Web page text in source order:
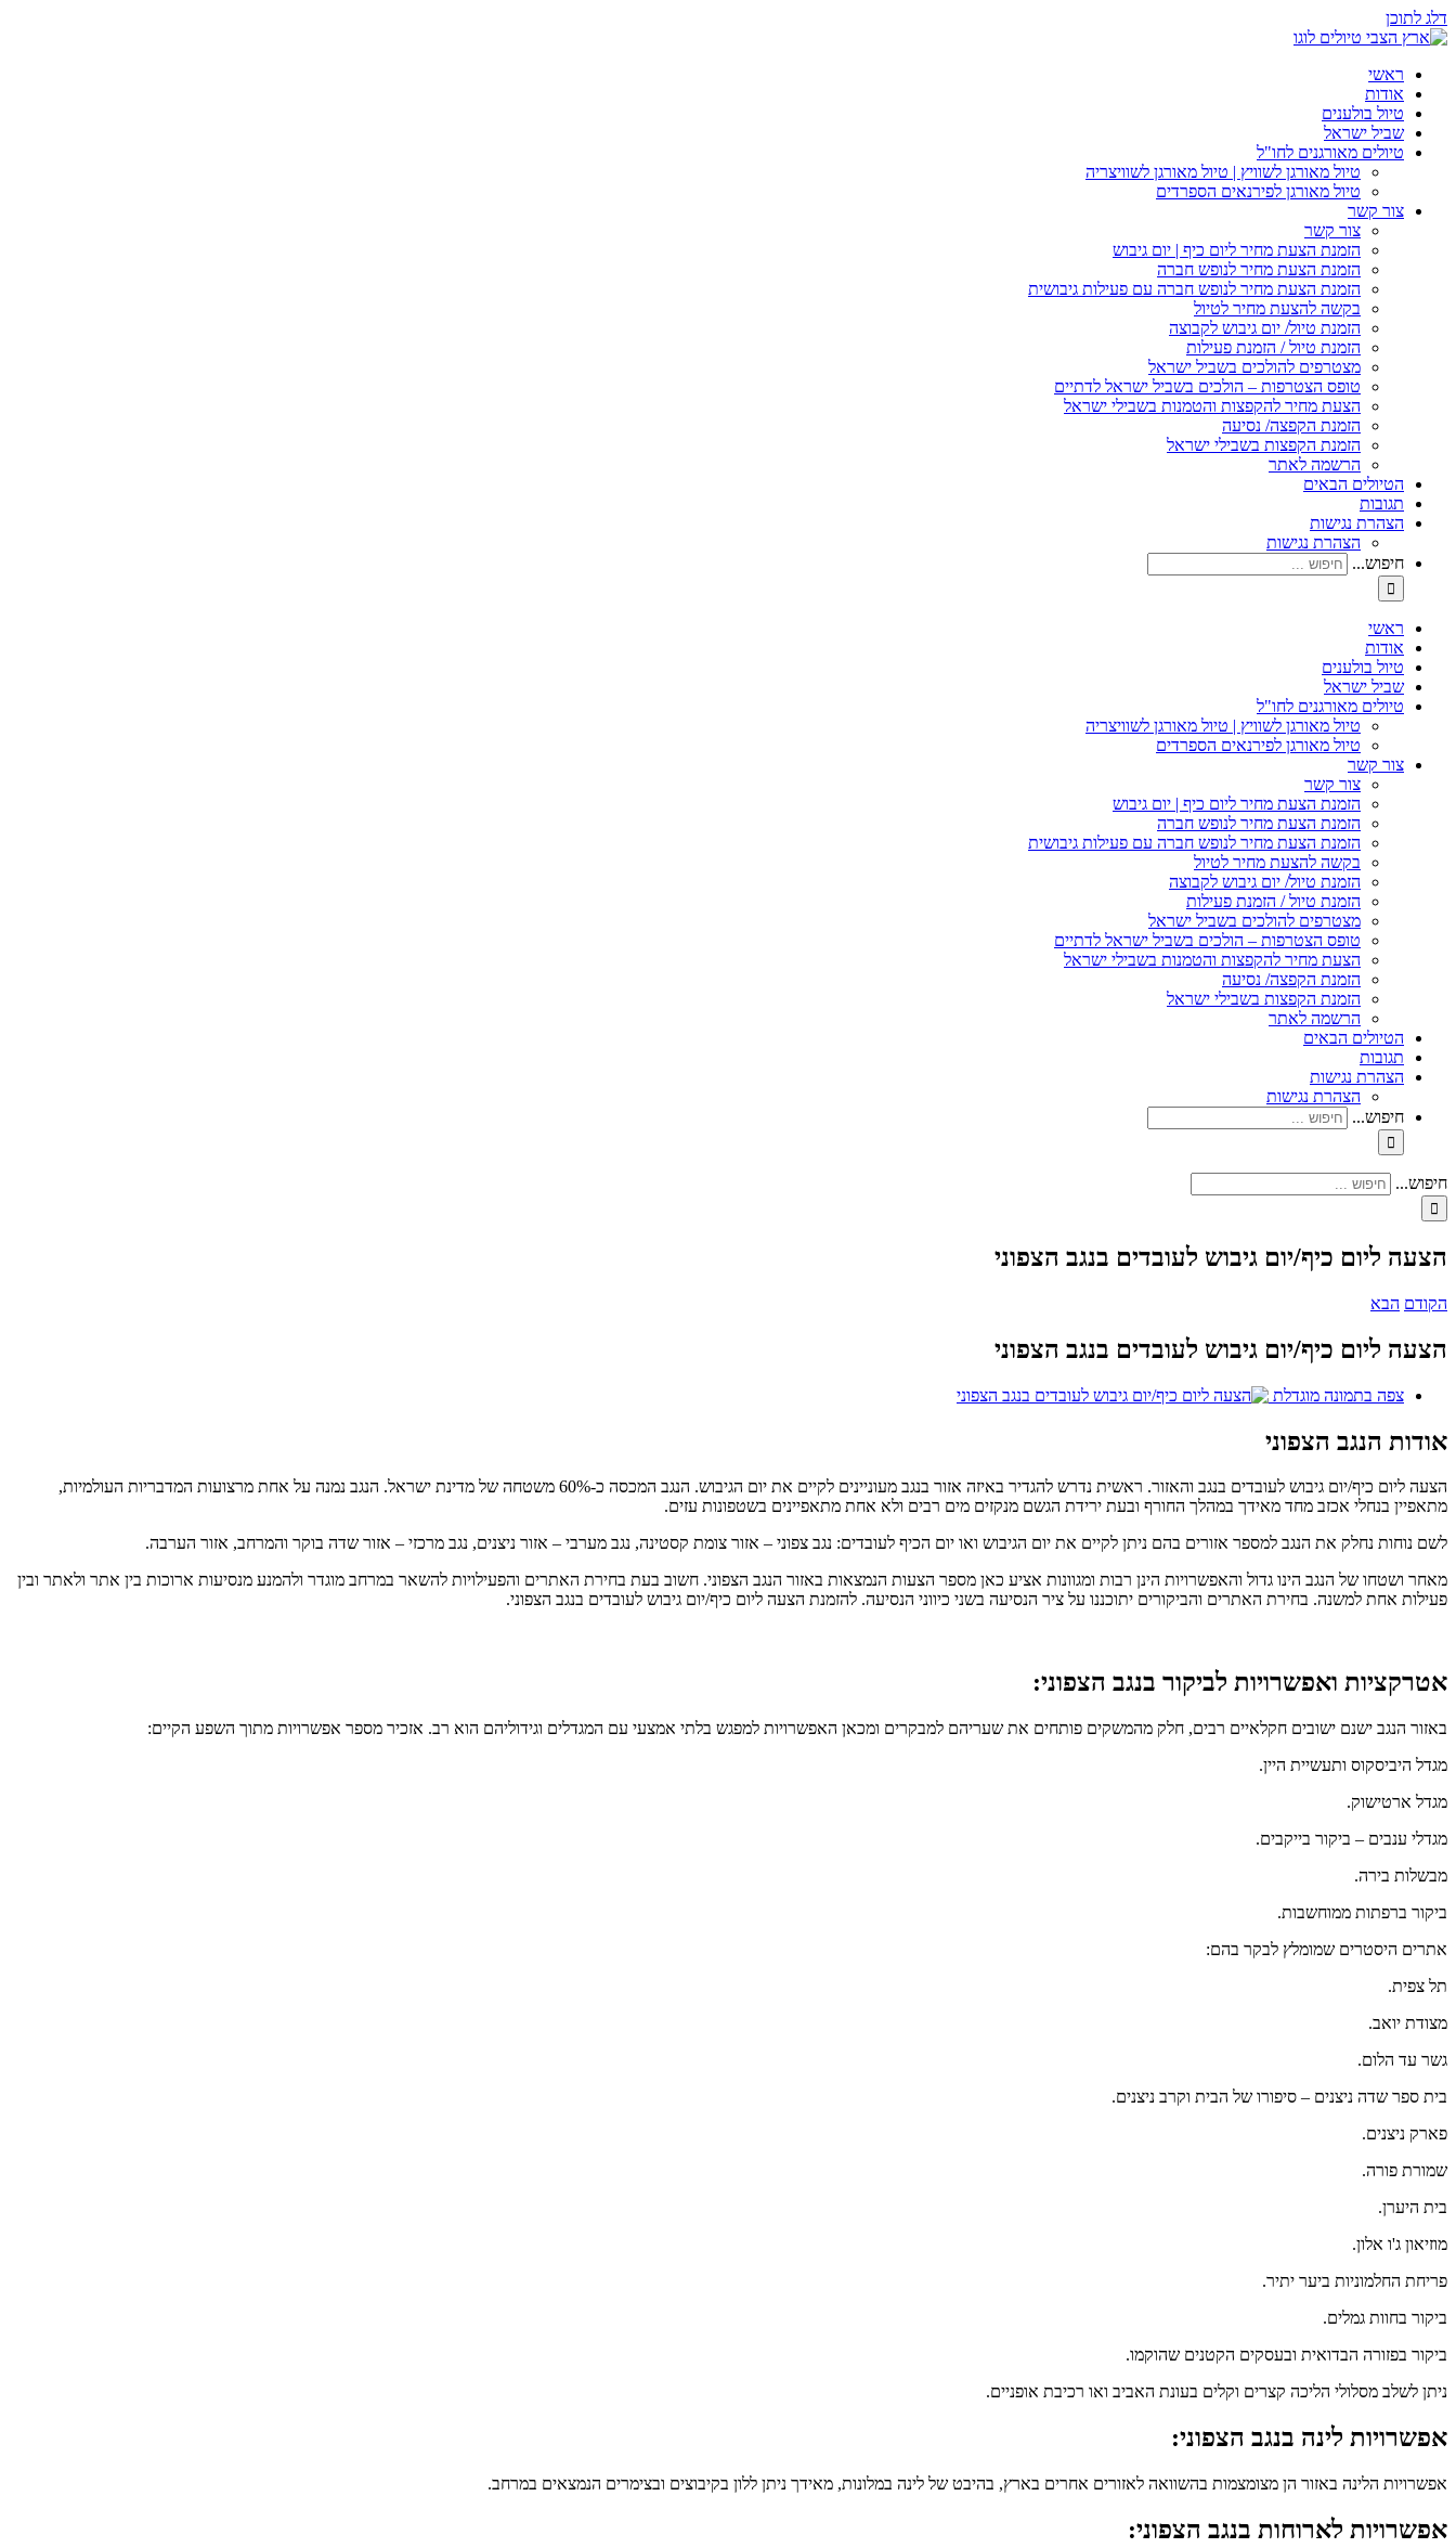
דלג לתוכן
ראשי
אודות
טיול בולענים
שביל ישראל
טיולים מאורגנים לחו"ל
טיול מאורגן לשוויץ | טיול מאורגן לשוויצריה
טיול מאורגן לפירנאים הספרדים
צור קשר
צור קשר
הזמנת הצעת מחיר ליום כיף | יום גיבוש
הזמנת הצעת מחיר לנופש חברה
הזמנת הצעת מחיר לנופש חברה עם פעילות גיבושית
בקשה להצעת מחיר לטיול
הזמנת טיול/ יום גיבוש לקבוצה
הזמנת טיול / הזמנת פעילות
מצטרפים להולכים בשביל ישראל
טופס הצטרפות – הולכים בשביל ישראל לדתיים
הצעת מחיר להקפצות והטמנות בשבילי ישראל
הזמנת הקפצה/ נסיעה
הזמנת הקפצות בשבילי ישראל
הרשמה לאתר
הטיולים הבאים
תגובות
הצהרת נגישות
הצהרת נגישות
חיפוש...
ראשי
אודות
טיול בולענים
שביל ישראל
טיולים מאורגנים לחו"ל
טיול מאורגן לשוויץ | טיול מאורגן לשוויצריה
טיול מאורגן לפירנאים הספרדים
צור קשר
צור קשר
הזמנת הצעת מחיר ליום כיף | יום גיבוש
הזמנת הצעת מחיר לנופש חברה
הזמנת הצעת מחיר לנופש חברה עם פעילות גיבושית
בקשה להצעת מחיר לטיול
הזמנת טיול/ יום גיבוש לקבוצה
הזמנת טיול / הזמנת פעילות
מצטרפים להולכים בשביל ישראל
טופס הצטרפות – הולכים בשביל ישראל לדתיים
הצעת מחיר להקפצות והטמנות בשבילי ישראל
הזמנת הקפצה/ נסיעה
הזמנת הקפצות בשבילי ישראל
הרשמה לאתר
הטיולים הבאים
תגובות
הצהרת נגישות
הצהרת נגישות
חיפוש...
חיפוש...
הצעה ליום כיף/יום גיבוש לעובדים בנגב הצפוני
הקודם הבא
הצעה ליום כיף/יום גיבוש לעובדים בנגב הצפוני
צפה בתמונה מוגדלת
אודות הנגב הצפוני
הצעה ליום כיף/יום גיבוש לעובדים בנגב והאזור. ראשית נדרש להגדיר באיזה אזור בנגב מעוניינים לקיים את יום הגיבוש. הנגב המכסה כ-60% משטחה של מדינת ישראל. הנגב נמנה על אחת מרצועות המדבריות העולמיות,
מתאפיין בנחלי אכזב מחד מאידך במהלך החורף ובעת ירידת הגשם מנקזים מים רבים ולא אחת מתאפיינים בשטפונות עזים.
לשם נוחות נחלק את הנגב למספר אזורים בהם ניתן לקיים את יום הגיבוש ואו יום הכיף לעובדים: נגב צפוני – אזור צומת קסטינה, נגב מערבי – אזור ניצנים, נגב מרכזי – אזור שדה בוקר והמרחב, אזור הערבה.
מאחר ושטחו של הנגב הינו גדול והאפשרויות הינן רבות ומגוונות אציע כאן מספר הצעות הנמצאות באזור הנגב הצפוני. חשוב בעת בחירת האתרים והפעילויות להשאר במרחב מוגדר ולהמנע מנסיעות ארוכות בין אתר ולאתר ובין
פעילות אחת למשנה. בחירת האתרים והביקורים יתוכננו על ציר הנסיעה בשני כיווני הנסיעה. להזמנת הצעה ליום כיף/יום גיבוש לעובדים בנגב הצפוני.
אטרקציות ואפשרויות לביקור בנגב הצפוני:
באזור הנגב ישנם ישובים חקלאיים רבים, חלק מהמשקים פותחים את שעריהם למבקרים ומכאן האפשרויות למפגש בלתי אמצעי עם המגדלים וגידוליהם הוא רב. אזכיר מספר אפשרויות מתוך השפע הקיים:
מגדל היביסקוס ותעשיית היין.
מגדל ארטישוק.
מגדלי ענבים – ביקור בייקבים.
מבשלות בירה.
ביקור ברפתות ממוחשבות.
אתרים היסטרים שמומלץ לבקר בהם:
תל צפית.
מצודת יואב.
גשר עד הלום.
בית ספר שדה ניצנים – סיפורו של הבית וקרב ניצנים.
פארק ניצנים.
שמורת פורה.
בית היערן.
מוזיאון ג'ו אלון.
פריחת החלמוניות ביער יתיר.
ביקור בחוות גמלים.
ביקור בפזורה הבדואית ובעסקים הקטנים שהוקמו.
ניתן לשלב מסלולי הליכה קצרים וקלים בעונת האביב ואו רכיבת אופניים.
אפשרויות לינה בנגב הצפוני:
אפשרויות הלינה באזור הן מצומצמות בהשוואה לאזורים אחרים בארץ, בהיבט של לינה במלונות, מאידך ניתן ללון בקיבוצים ובצימרים הנמצאים במרחב.
אפשרויות לארוחות בנגב הצפוני: